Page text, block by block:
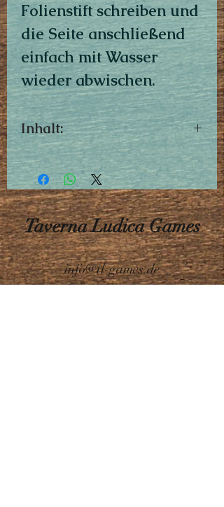
Folienstift schreiben und
die Seite anschließend
einfach mit Wasser
wieder abwischen.
Inhalt:
8 wiederbeschreibbare
Ermittlerbögen
Taverna Ludica Games
info@tl-games.de